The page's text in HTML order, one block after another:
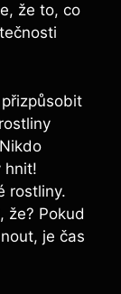
že to, co
hnit!
rostliny.
že? Pokud
je čas